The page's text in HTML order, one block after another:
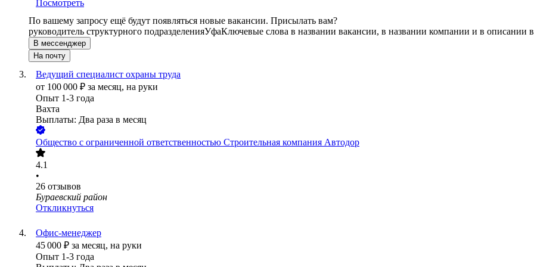
Посмотреть
По вашему запросу ещё будут появляться новые вакансии. Присылать вам?
руководитель структурного подразделенияУфаКлючевые слова в названии вакансии, в названии компании и в описании
В мессенджер
На почту
Ведущий специалист охраны труда
от 100 000 ₽ за месяц, на руки
Опыт 1-3 года
Вахта
Выплаты: Два раза в месяц
Общество с ограниченной ответственностью Строительная компания Автодор
4.1
•
26 отзывов
Бураевский район
Откликнуться
Офис-менеджер
45 000 ₽ за месяц, на руки
Опыт 1-3 года